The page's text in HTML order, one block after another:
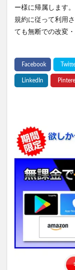
ー様に帰属します
規約に従って利用
ても無断での改変